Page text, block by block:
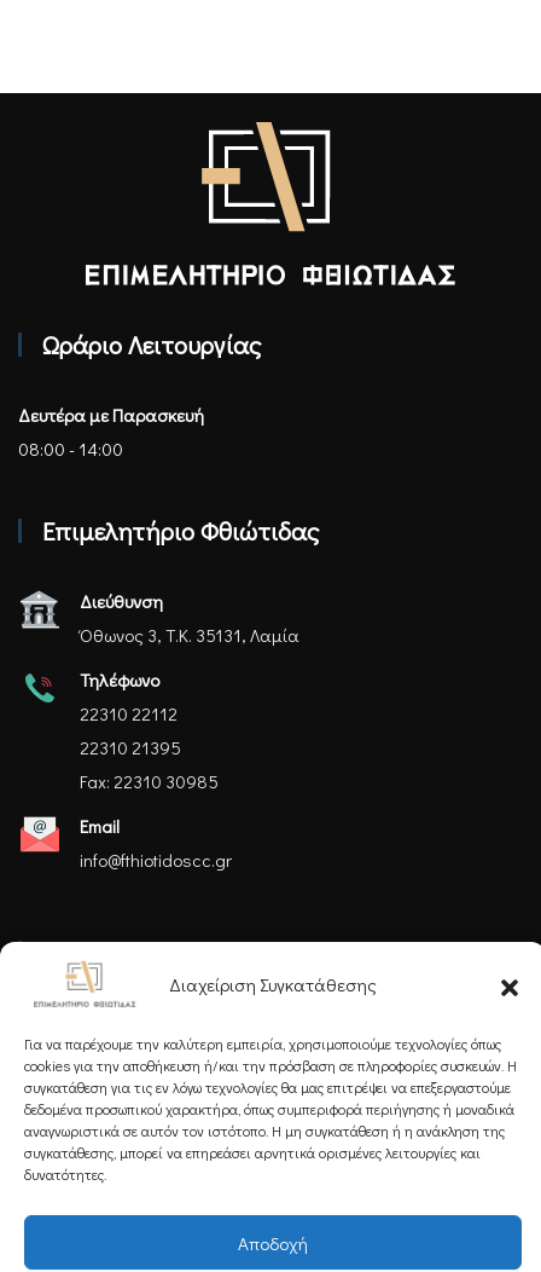
Διαχείριση Συγκατάθεσης
Για να παρέχουμε την καλύτερη εμπειρία, χρησιμοποιούμε τεχνολογίες όπως
cookies για την αποθήκευση ή/και την πρόσβαση σε πληροφορίες συσκευών. Η
συγκατάθεση για τις εν λόγω τεχνολογίες θα μας επιτρέψει να επεξεργαστούμε
δεδομένα προσωπικού χαρακτήρα, όπως συμπεριφορά περιήγησης ή μοναδικά
αναγνωριστικά σε αυτόν τον ιστότοπο. Η μη συγκατάθεση ή η ανάκληση της
συγκατάθεσης, μπορεί να επηρεάσει αρνητικά ορισμένες λειτουργίες και
δυνατότητες.
Αποδοχή
Ωράριο Λειτουργίας
Δευτέρα με Παρασκευή
08:00 - 14:00
Επιμελητήριο Φθιώτιδας
Διεύθυνση
Όθωνος 3, Τ.Κ. 35131, Λαμία
Τηλέφωνο
22310 22112
22310 21395
Fax: 22310 30985
Email
info@fthiotidoscc.gr
Ακολουθήστε μας
Εγγραφείτε στο Newsletter μας